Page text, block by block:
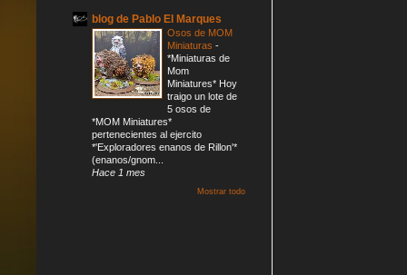
blog de Pablo El Marques
Osos de MOM
Miniaturas -
*Miniaturas de
Mom
Miniatures* Hoy
traigo un lote de
5 osos de
*MOM Miniatures*
pertenecientes al ejercito
*'Exploradores enanos de Rillon'*
(enanos/gnom...
Hace 1 mes
Mostrar todo